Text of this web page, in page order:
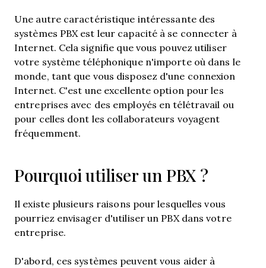
Une autre caractéristique intéressante des
systèmes PBX est leur capacité à se connecter à
Internet. Cela signifie que vous pouvez utiliser
votre système téléphonique n'importe où dans le
monde, tant que vous disposez d'une connexion
Internet. C'est une excellente option pour les
entreprises avec des employés en télétravail ou
pour celles dont les collaborateurs voyagent
fréquemment.
Pourquoi utiliser un PBX ?
Il existe plusieurs raisons pour lesquelles vous
pourriez envisager d'utiliser un PBX dans votre
entreprise.
D'abord, ces systèmes peuvent vous aider à